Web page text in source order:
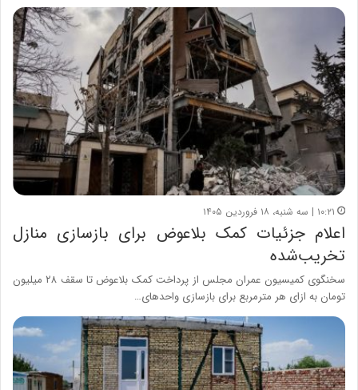
۱۰:۲۱ | سه شنبه، ۱۸ فروردین ۱۴۰۵
اعلام جزئیات کمک بلاعوض برای بازسازی منازل
تخریب‌شده
سخنگوی کمیسیون عمران مجلس از پرداخت کمک بلاعوض تا سقف ۲۸ میلیون
تومان به ازای هر مترمربع برای بازسازی واحدهای…